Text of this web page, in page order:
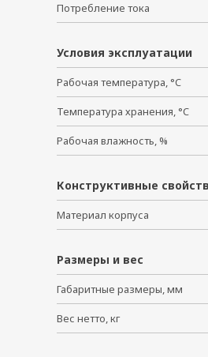
Потребление тока
Условия эксплуатации
Рабочая температура, °C
Температура хранения, °C
Рабочая влажность, %
Конструктивные
Материал корпуса
Размеры и вес
Габаритные размеры, мм
Вес нетто, кг